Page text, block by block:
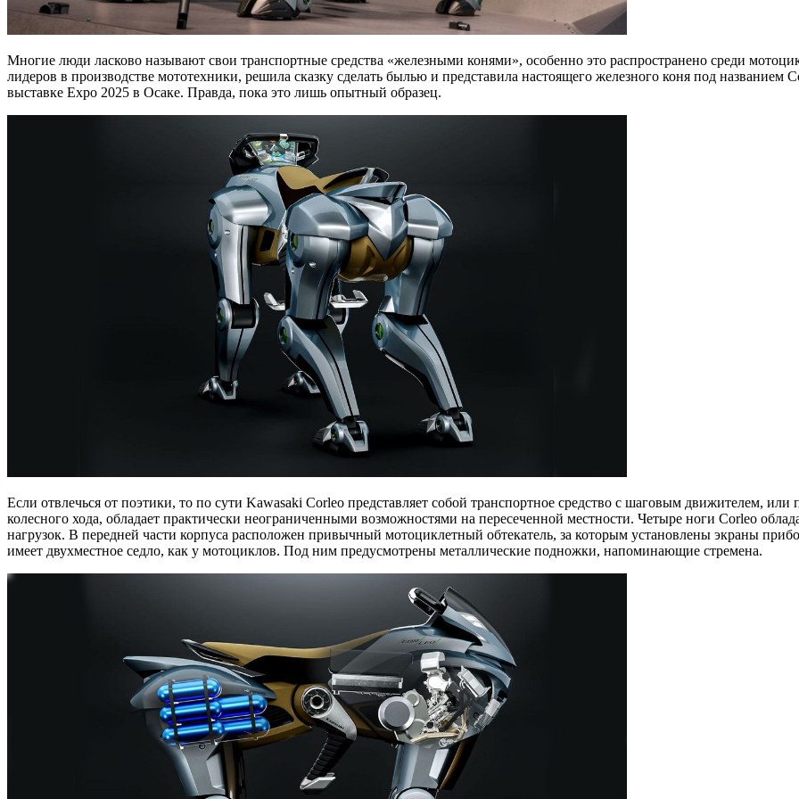
Многие люди ласково называют свои транспортные средства «железными конями», особенно это распространено среди
лидеров в производстве мототехники, решила сказку сделать былью и представила настоящего железного коня под названием
выставке Expo 2025 в Осаке. Правда, пока это лишь опытный образец.
Если отвлечься от поэтики, то по сути Kawasaki Corleo представляет собой транспортное средство с шаговым движителем,
колесного хода, обладает практически неограниченными возможностями на пересеченной местности. Четыре ноги Corleo
нагрузок. В передней части корпуса расположен привычный мотоциклетный обтекатель, за которым установлены экраны
имеет двухместное седло, как у мотоциклов. Под ним предусмотрены металлические подножки, напоминающие стремена.